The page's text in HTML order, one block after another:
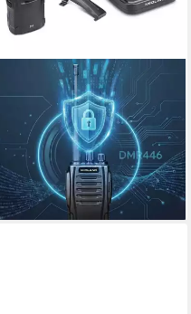
Funkgerät D10
ab 170,44 €
15,57 €mtl. in 12 Raten
lieferbar - in 2-3 Werktagen bei dir